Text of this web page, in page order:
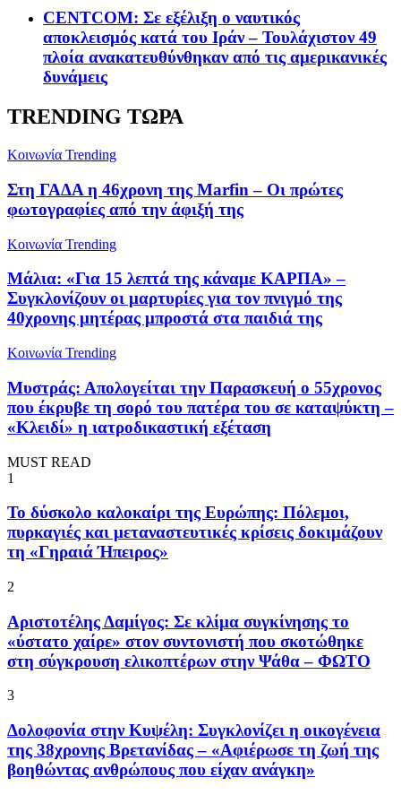
CENTCOM: Σε εξέλιξη ο ναυτικός
αποκλεισμός κατά του Ιράν – Τουλάχιστον 49
πλοία ανακατευθύνθηκαν από τις αμερικανικές
δυνάμεις
TRENDING ΤΩΡΑ
Κοινωνία Trending
Στη ΓΑΔΑ η 46χρονη της Marfin – Οι πρώτες
φωτογραφίες από την άφιξή της
Κοινωνία Trending
Μάλια: «Για 15 λεπτά της κάναμε ΚΑΡΠΑ» –
Συγκλονίζουν οι μαρτυρίες για τον πνιγμό της
40χρονης μητέρας μπροστά στα παιδιά της
Κοινωνία Trending
Μυστράς: Απολογείται την Παρασκευή ο 55χρονος
που έκρυβε τη σορό του πατέρα του σε καταψύκτη –
«Κλειδί» η ιατροδικαστική εξέταση
MUST READ
1
To δύσκολο καλοκαίρι της Ευρώπης: Πόλεμοι,
πυρκαγιές και μεταναστευτικές κρίσεις δοκιμάζουν
τη «Γηραιά Ήπειρος»
2
Αριστοτέλης Δαμίγος: Σε κλίμα συγκίνησης το
«ύστατο χαίρε» στον συντονιστή που σκοτώθηκε
στη σύγκρουση ελικοπτέρων στην Ψάθα – ΦΩΤΟ
3
Δολοφονία στην Κυψέλη: Συγκλονίζει η οικογένεια
της 38χρονης Βρετανίδας – «Αφιέρωσε τη ζωή της
βοηθώντας ανθρώπους που είχαν ανάγκη»